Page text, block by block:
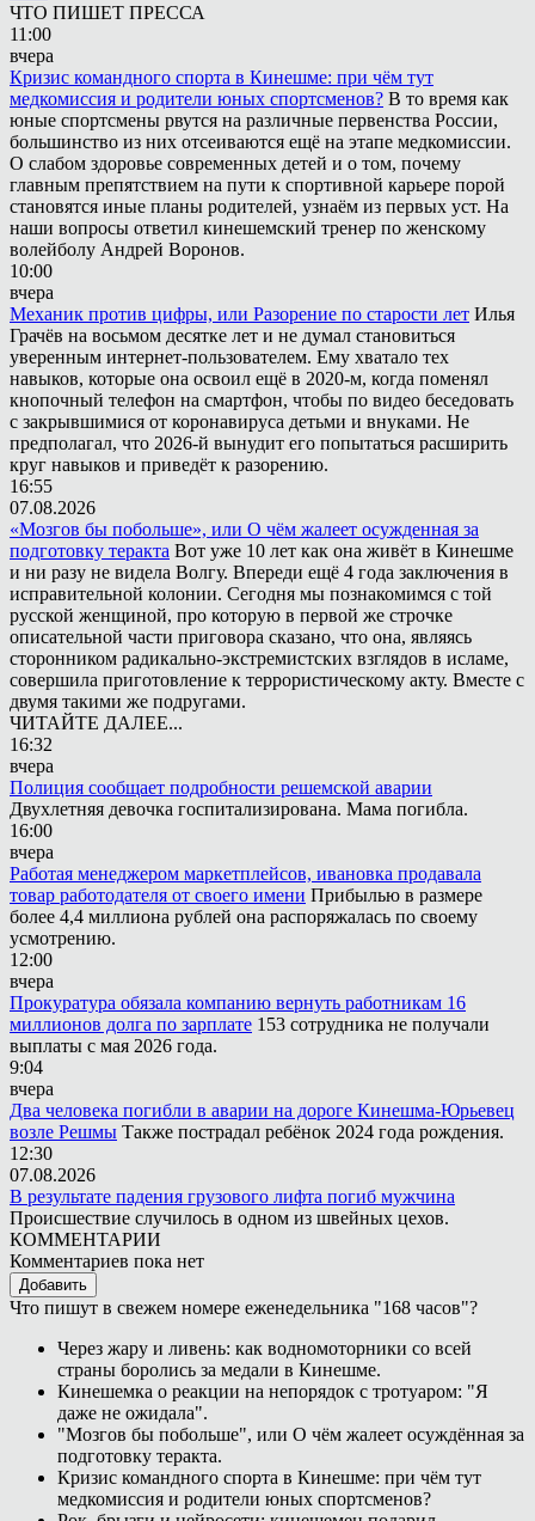
ЧТО ПИШЕТ ПРЕССА
11:00
вчера
Кризис командного спорта в Кинешме: при чём тут
медкомиссия и родители юных спортсменов? В то время как
юные спортсмены рвутся на различные первенства России,
большинство из них отсеиваются ещё на этапе медкомиссии.
О слабом здоровье современных детей и о том, почему
главным препятствием на пути к спортивной карьере порой
становятся иные планы родителей, узнаём из первых уст. На
наши вопросы ответил кинешемский тренер по женскому
волейболу Андрей Воронов.
10:00
вчера
Механик против цифры, или Разорение по старости лет Илья
Грачёв на восьмом десятке лет и не думал становиться
уверенным интернет-пользователем. Ему хватало тех
навыков, которые она освоил ещё в 2020-м, когда поменял
кнопочный телефон на смартфон, чтобы по видео беседовать
с закрывшимися от коронавируса детьми и внуками. Не
предполагал, что 2026-й вынудит его попытаться расширить
круг навыков и приведёт к разорению.
16:55
07.08.2026
«Мозгов бы побольше», или О чём жалеет осужденная за
подготовку теракта Вот уже 10 лет как она живёт в Кинешме
и ни разу не видела Волгу. Впереди ещё 4 года заключения в
исправительной колонии. Сегодня мы познакомимся с той
русской женщиной, про которую в первой же строчке
описательной части приговора сказано, что она, являясь
сторонником радикально-экстремистских взглядов в исламе,
совершила приготовление к террористическому акту. Вместе с
двумя такими же подругами.
ЧИТАЙТЕ ДАЛЕЕ...
16:32
вчера
Полиция сообщает подробности решемской аварии
Двухлетняя девочка госпитализирована. Мама погибла.
16:00
вчера
Работая менеджером маркетплейсов, ивановка продавала
товар работодателя от своего имени Прибылью в размере
более 4,4 миллиона рублей она распоряжалась по своему
усмотрению.
12:00
вчера
Прокуратура обязала компанию вернуть работникам 16
миллионов долга по зарплате 153 сотрудника не получали
выплаты с мая 2026 года.
9:04
вчера
Два человека погибли в аварии на дороге Кинешма-Юрьевец
возле Решмы Также пострадал ребёнок 2024 года рождения.
12:30
07.08.2026
В результате падения грузового лифта погиб мужчина
Происшествие случилось в одном из швейных цехов.
КОММЕНТАРИИ
Комментариев пока нет
Добавить
Что пишут в свежем номере еженедельника "168 часов"?
Через жару и ливень: как водномоторники со всей
страны боролись за медали в Кинешме.
Кинешемка о реакции на непорядок с тротуаром: "Я
даже не ожидала".
"Мозгов бы побольше", или О чём жалеет осуждённая за
подготовку теракта.
Кризис командного спорта в Кинешме: при чём тут
медкомиссия и родители юных спортсменов?